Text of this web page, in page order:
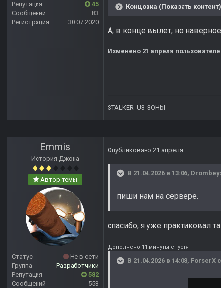
Репутация
45
Сообщений
83
Регистрация
30.07.2020
Концовка (Показать контент)
А, в конце вылет, но
Изменено 21 апреля
STALKER_U3_3OHbI
Emmis
История Джона
Автор темы
Статус
Не в сети
Группа
Разработчики
Репутация
582
Сообщений
553
Опубликовано 21 апреля
В 21.04.2026 в 13:06,
пиши нам на сервере.
спасибо, я уже практиковал
Дополнено 11 минуты спустя
В 21.04.2026 в 14:08, ForserX